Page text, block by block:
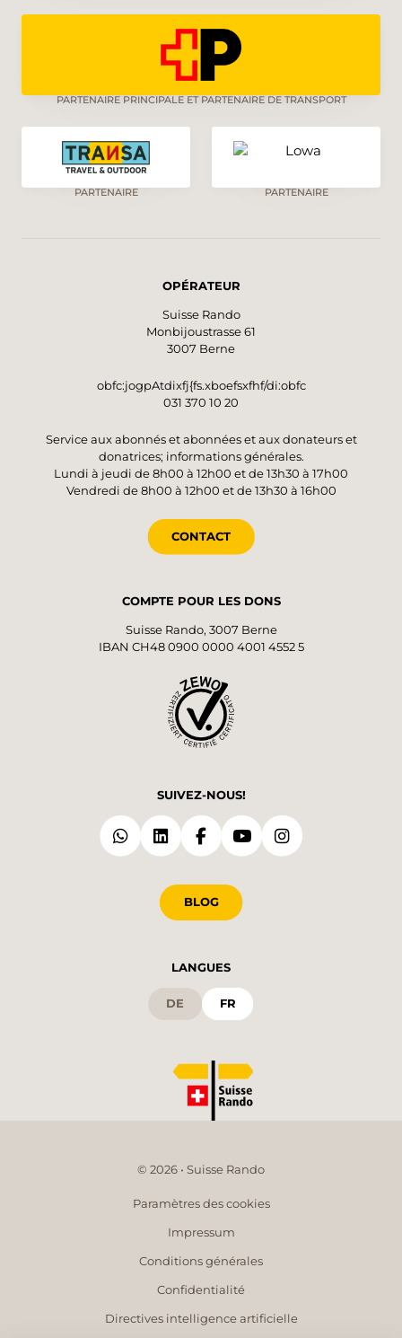
PARTENAIRE PRINCIPALE ET PARTENAIRE DE TRANSPORT
PARTENAIRE PARTENAIRE
OPÉRATEUR
Suisse Rando
Monbijoustrasse 61
3007 Berne
obfc:jogpAtdixfj{fs.xboefsxfhf/di:obfc
031 370 10 20
Service aux abonnés et abonnées et aux donateurs et
donatrices; informations générales.
Lundi à jeudi de 8h00 à 12h00 et de 13h30 à 17h00
Vendredi de 8h00 à 12h00 et de 13h30 à 16h00
CONTACT
COMPTE POUR LES DONS
Suisse Rando, 3007 Berne
IBAN CH48 0900 0000 4001 4552 5
SUIVEZ-NOUS!
BLOG
LANGUES
DE FR
© 2026 • Suisse Rando
Paramètres des cookies
Impressum
Conditions générales
Confidentialité
Directives intelligence artificielle